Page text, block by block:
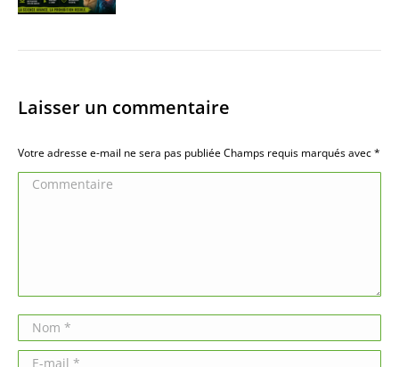
Laisser un commentaire
Votre adresse e-mail ne sera pas publiée Champs requis marqués avec*
Commentaire
Nom *
E-mail *